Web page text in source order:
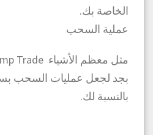
الخاصة بك.
عملية السحب
بجد لجعل عمليات السحب
بالنسبة لك.